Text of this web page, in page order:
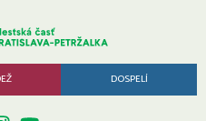
DOSPELÍ